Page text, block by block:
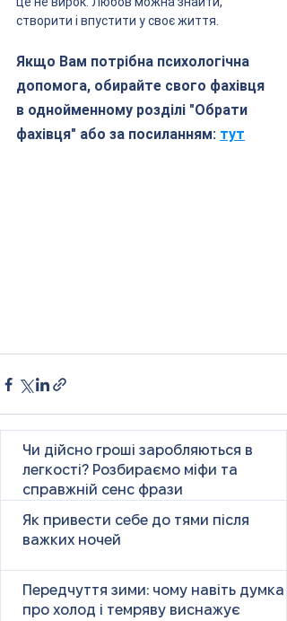
створити і впустити у своє життя.
Якщо Вам потрібна психологічна
допомога, обирайте свого фахівця
в однойменному розділі "Обрати
фахівця" або за посиланням: тут
Чи дійсно гроші заробляються в
легкості? Розбираємо міфи та
справжній сенс фрази
Як привести себе до тями після
важких ночей
Передчуття зими: чому навіть думка
про холод і темряву виснажує